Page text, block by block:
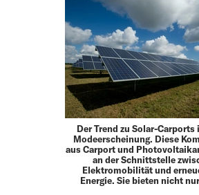
Der Trend zu Solar-Carports
Modeerscheinung. Diese
aus Carport und
an der Schnittstelle
Elektromobilität und
Energie. Sie bieten nicht